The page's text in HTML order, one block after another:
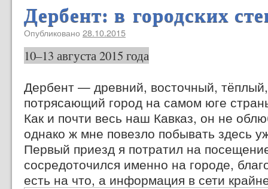
Дербент: в городских
Опубликовано 28.10.2015
10–13 августа 2015 года
Дербент — древний, восточный,
потрясающий город на самом юге
Как и почти весь наш Кавказ, он не
однако ж мне повезло побывать здесь
Первый приезд я потратил на
сосредоточился именно на городе,
есть на что, а информация в сети